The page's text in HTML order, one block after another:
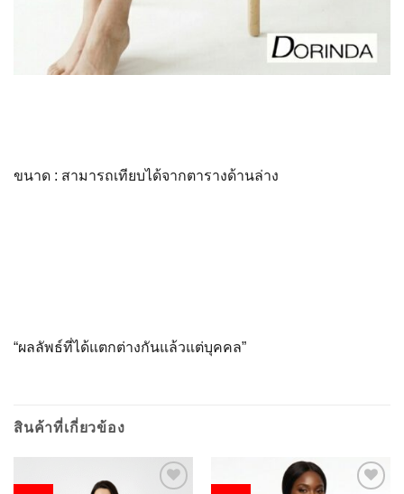
ขนาด : สามารถเทียบได้จากตารางด้านล่าง
“ผลลัพธ์ที่ได้แตกต่างกันแล้วแต่บุคคล”
สินค้าที่เกี่ยวข้อง